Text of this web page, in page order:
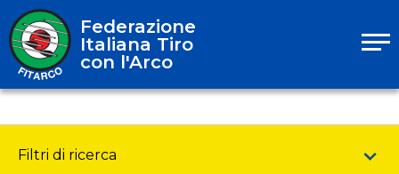
Federazione
Italiana Tiro
con l'Arco
Filtri di ricerca